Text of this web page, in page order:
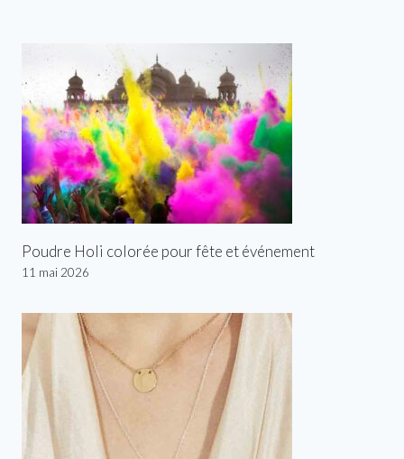
Poudre Holi colorée pour fête et événement
11 mai 2026